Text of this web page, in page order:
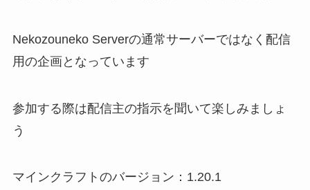
Nekozouneko Serverの通常サーバーではなく配信
用の企画となっています
参加する際は配信主の指示を聞いて楽しみましょ
う
マインクラフトのバージョン：1.20.1